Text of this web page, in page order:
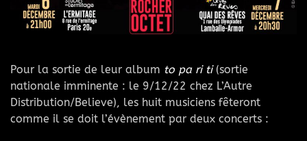
Pour la sortie de leur album to pa ri ti(sortie
nationale imminente : le 9/12/22 chez L’Autre
Distribution/Believe), les huit musiciens fêteront
comme il se doit l’évènement par deux concerts :